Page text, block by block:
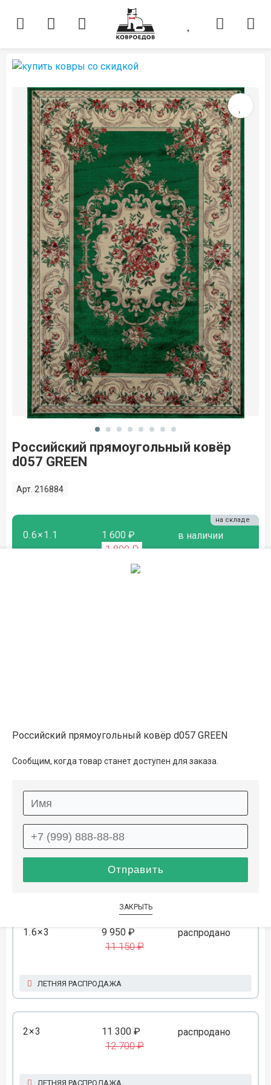
Российский прямоугольный ковёр
d057 GREEN
Арт. 216884
0.6×1.1 1 600 ₽
1 800 ₽
в наличии
на складе
1×2 4 500 ₽ распродано
1.6×2.3 8 300 ₽
9 350 ₽
ЛЕТНЯЯ РАСПРОДАЖА
1.6×3 9 950 ₽
11 150 ₽
распродано
ЛЕТНЯЯ РАСПРОДАЖА
2×3 11 300 ₽
12 700 ₽
распродано
ЛЕТНЯЯ РАСПРОДАЖА
Российский прямоугольный ковёр d057 GREEN
Сообщим, когда товар станет доступен для заказа.
ЗАКРЫТЬ